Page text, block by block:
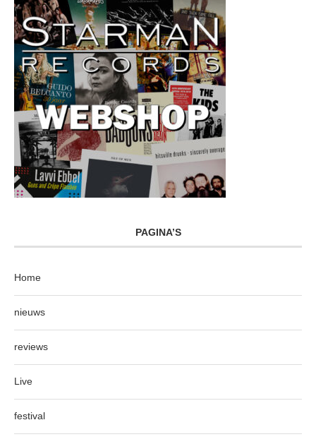
PAGINA’S
Home
nieuws
reviews
Live
festival